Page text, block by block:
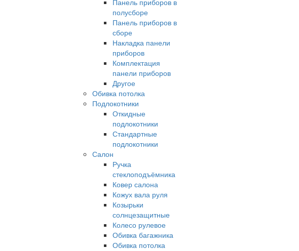
Панель приборов в
полусборе
Панель приборов в
сборе
Накладка панели
приборов
Комплектация
панели приборов
Другое
Обивка потолка
Подлокотники
Откидные
подлокотники
Стандартные
подлокотники
Салон
Ручка
стеклоподъёмника
Ковер салона
Кожух вала руля
Козырьки
солнцезащитные
Колесо рулевое
Обивка багажника
Обивка потолка